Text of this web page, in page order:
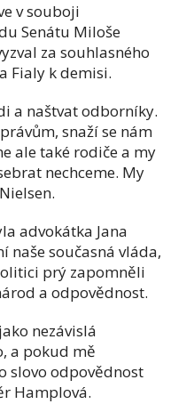
v souboji
Senátu Miloše
za souhlasného
Fialy k demisi.
a naštvat odborníky.
snaží se nám
ale také rodiče a my
nechceme. My
advokátka Jana
naše současná vláda,
prý zapomněli
a odpovědnost.
nezávislá
a pokud mě
slovo odpovědnost
Hamplová.